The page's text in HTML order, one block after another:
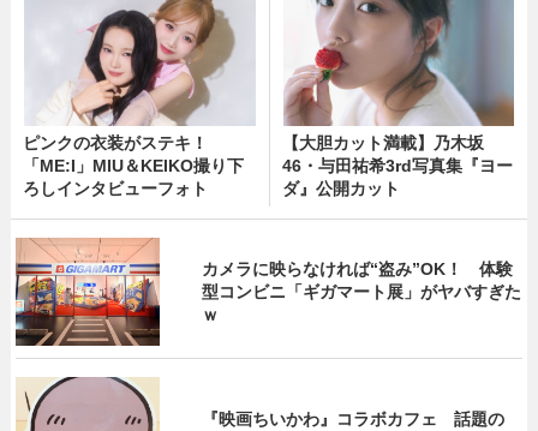
ピンクの衣装がステキ！
「ME:I」MIU＆KEIKO撮り下
ろしインタビューフォト
【大胆カット満載】乃木坂
46・与田祐希3rd写真集『ヨー
ダ』公開カット
カメラに映らなければ“盗み”OK！ 体験
型コンビニ「ギガマート展」がヤバすぎた
ｗ
『映画ちいかわ』コラボカフェ 話題の